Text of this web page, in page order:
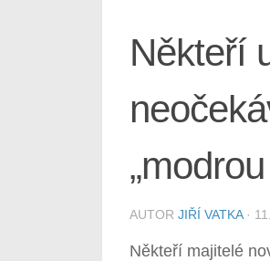
Někteří
AUTOR JIŘÍ VATKA ·
Někteří majitelé